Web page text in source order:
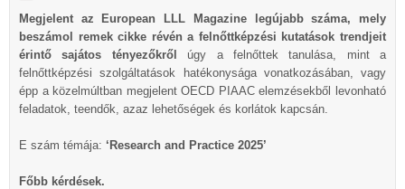
Megjelent az European LLL Magazine legújabb száma, mely
beszámol remek cikke révén a felnőttképzési kutatások trendjeit
érintő sajátos tényezőkről
úgy a felnőttek tanulása, mint a
felnőttképzési szolgáltatások hatékonysága vonatkozásában, vagy
épp a közelmúltban megjelent OECD PIAAC elemzésekből levonható
feladatok, teendők, azaz lehetőségek és korlátok kapcsán.
E szám témája: ‘Research and Practice 2025’
Főbb kérdések.